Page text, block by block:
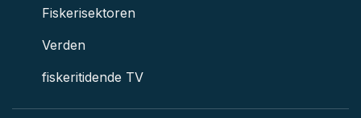
Fiskerisektoren
Verden
fiskeritidende TV